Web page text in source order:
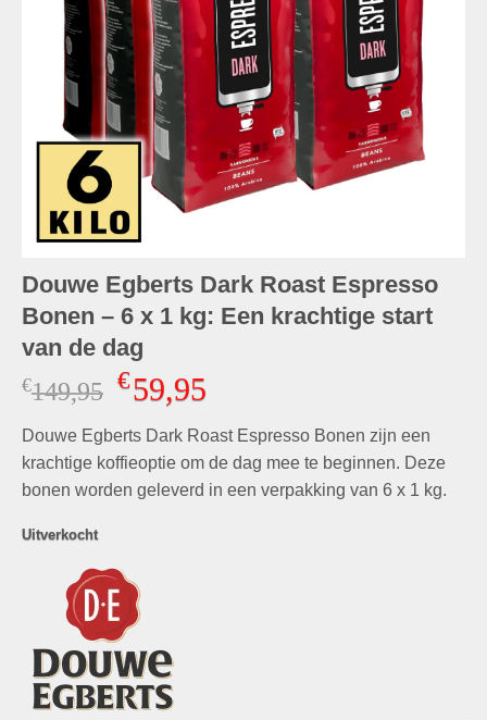
Douwe Egberts Dark Roast Espresso
Bonen – 6 x 1 kg: Een krachtige start
van de dag
€149,95 Oorspronkelijke
was:
€149,95.
€59,95Huidige
is:
€59,95.
Douwe Egberts Dark Roast Espresso Bonen zijn een
krachtige koffieoptie om de dag mee te beginnen. Deze
bonen worden geleverd in een verpakking van 6 x 1 kg.
Uitverkocht